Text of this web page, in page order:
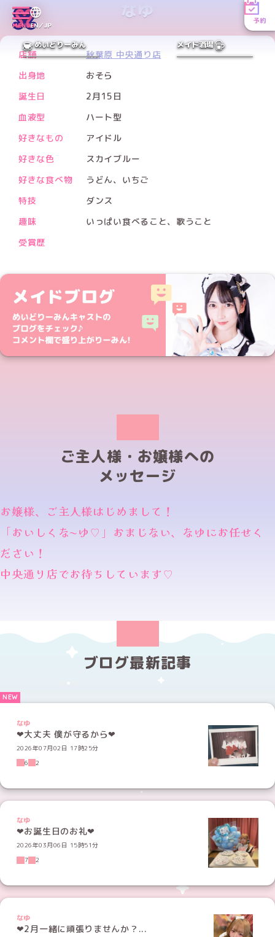
MENUEN／JP
予約
めいどりーみん メイド酒場
なゆ
PREV NEXT
Xアカウント
店舗
秋葉原 中央通り店
出身地
おそら
誕生日
2月15日
血液型
ハート型
好きなもの
アイドル
好きな色
スカイブルー
好きな食べ物
うどん、いちご
特技
ダンス
趣味
いっぱい食べること、歌うこと
受賞歴
ご主人様・お嬢様への
メッセージ
お嬢様、ご主人様はじめまして！
「おいしくな〜ゆ♡」おまじない、なゆにお任せく
ださい！
中央通り店でお待ちしています♡
ブログ最新記事
なゆ
2026年07月02日 17時25分
6
2
なゆ
2026年03月06日 15時51分
7
2
なゆ
‪‪❤︎‬2月一緒に頑張りませんか？‪‪...